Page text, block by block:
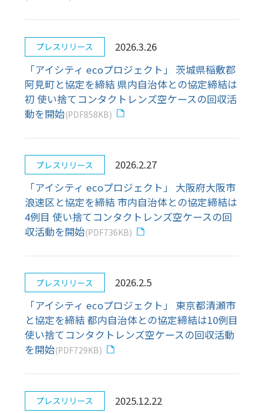
「アイシティ ecoプロジェクト」 東京都清瀬市
使い捨てコンタクトレンズ空ケースの回収活動
を開始(PDF729KB)
プレスリリース
2025.12.22
「アイシティ ecoプロジェクト」 鹿児島県大島
郡与論町と協定を締結 県内自治体との協定締結
活動を開始(PDF790KB)
プレスリリース
2025.9.18
「アイシティ ecoプロジェクト」 高知県四万十
市と協定を締結 県内自治体との協定締結は初
使い捨てコンタクトレンズ空ケースの回収活動
を開始(PDF698KB)
2025.9.10
マンションで使い捨てコンタクトレンズ空ケー
ス回収 「アイシティ ecoプロジェクト」と「あ
度中に全国の分譲マンションに回収ボックスを
設置予定(PDF852KB)